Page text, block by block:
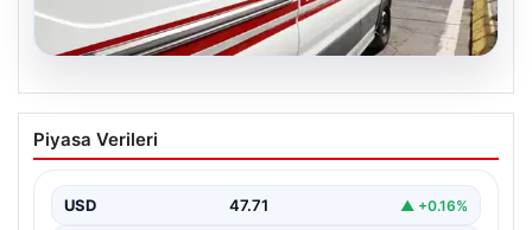
05.08.2026
Diyarbakır’da Silahlı Çatışma: 1 Ölü, 1
Yaralı
bölge sakinlerini korkuttu. Olay, iki grup arasında
uzun…
Piyasa Verileri
USD 47.71 ▲ +0.16%